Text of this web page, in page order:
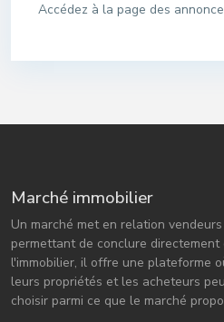
Accédez à la page des
Marché immobilier
Un marché met en relation
permettant de conclure directement
l'immobilier, il offre une plateforme
leurs propriétés et les acheteurs
choisir parmi ce que le marché